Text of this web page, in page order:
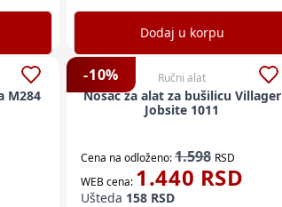
Dodaj u korpu
M284
-10% Ručni alat
Nosač za alat za bušilicu Villager
Jobsite 1011
Cena na odloženo:1.598 RSD
WEB cena: 1.440 RSD
Ušteda 158 RSD